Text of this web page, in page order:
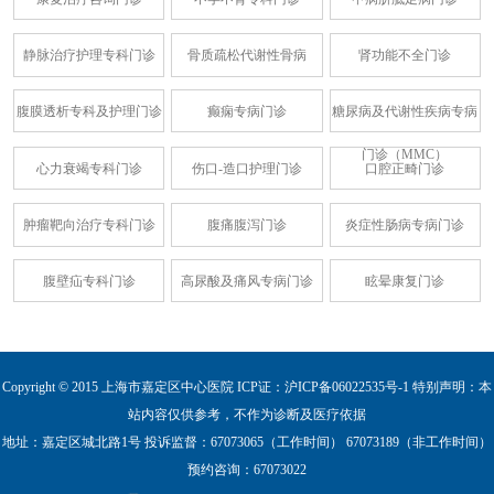
静脉治疗护理专科门诊 骨质疏松代谢性骨病 肾功能不全门诊
腹膜透析专科及护理门诊 癫痫专病门诊 糖尿病及代谢性疾病专病
门诊（MMC）
心力衰竭专科门诊
伤口-造口护理门诊 口腔正畸门诊
肿瘤靶向治疗专科门诊 腹痛腹泻门诊 炎症性肠病专病门诊
腹壁疝专科门诊 高尿酸及痛风专病门诊 眩晕康复门诊
Copyright © 2015 上海市嘉定区中心医院 ICP证： 沪ICP备06022535号-1 特别声明：本
站内容仅供参考，不作为诊断及医疗依据
地址：嘉定区城北路1号 投诉监督：67073065（工作时间） 67073189（非工作时间）
预约咨询：67073022